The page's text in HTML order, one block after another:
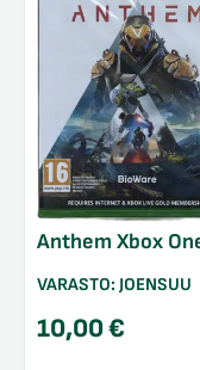
Anthem Xbox
VARASTO: JOENSUU
10,00€